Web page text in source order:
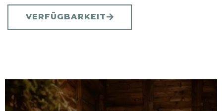
VERFÜGBARKEIT